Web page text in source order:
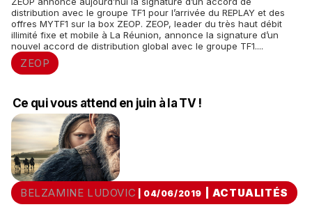
distribution avec le groupe TF1 pour l’arrivée du REPLAY et des
offres MYTF1 sur la box ZEOP. ZEOP, leader du très haut débit
illimité fixe et mobile à La Réunion, annonce la signature d’un
nouvel accord de distribution global avec le groupe TF1....
ZEOP
Ce qui vous attend en juin à la TV !
BELZAMINE LUDOVIC | 04/06/2019 ACTUALITÉS